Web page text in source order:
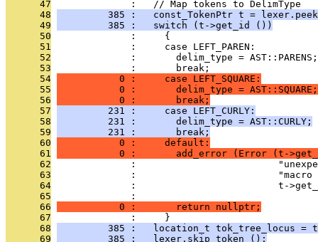
      47
              :   // Map tokens to DelimType
      48
385 :   const_TokenPtr t =
      49
         385 :   switch (t->get_id ())
      50
              :     {
      51
              :     case LEFT_PAREN:
      52
              :       delim_type = AST::PARENS;
      53
              :       break;
      54
           0 :     case LEFT_SQUARE:
      55
           0 :       delim_type = AST::SQUARE;
      56
           0 :       break;
      57
         231 :     case LEFT_CURLY:
      58
         231 :       delim_type = AST::CURLY;
      59
         231 :       break;
      60
           0 :     default:
      61
0 :       add_error (Error (t-
      62
:
      63
:                         "macro
      64
:                         t-
      65
              :
      66
           0 :       return nullptr;
      67
              :     }
      68
385 :   location_t tok_tree_locus =
      69
         385 :   lexer.skip_token ();